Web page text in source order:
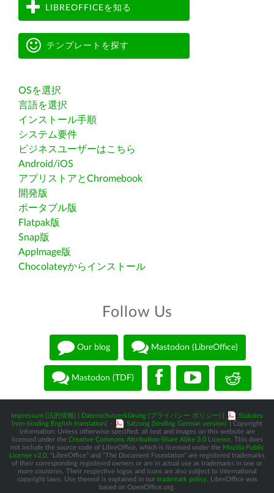
LIBREOFFICEを知る
テンプレートを探す
OSを選択
言語を選択
インストール手順
システム要件
ビジネスユーザーはこちら
Android/iOS
アプリストアとChromebook
開発版
ポータブル版
Flatpak版
Snap版
AppImage版
Chocolateyからインストール
Follow Us
Our blog Mastodon (LibreOffice)
Mastodon (TDF)
Impressum (法的情報) Datenschutzerklärung (プライバシー ポリシー)
Statutes
(non-binding English translation) - Satzung (binding German version)
| Copyright
information: Unless otherwise specified, all text and images on this website are
licensed under the Creative Commons Attribution-Share Alike 3.0 License. This does
not include the source code of LibreOffice, which is licensed under the Mozilla Public
License v2.0 . “LibreOffice” and “The Document Foundation” are registered trademarks
of their corresponding registered owners or are in actual use as trademarks in one or
more countries. Their respective logos and icons are also subject to international
copyright laws. Use thereof is explained in our trademark policy. LibreOffice was
based on OpenOffice.org.